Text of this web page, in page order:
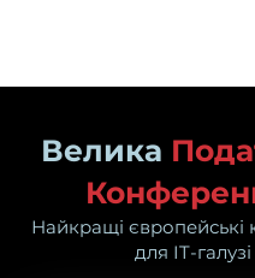
Велика
Найкращі європейські
для IT-галузі